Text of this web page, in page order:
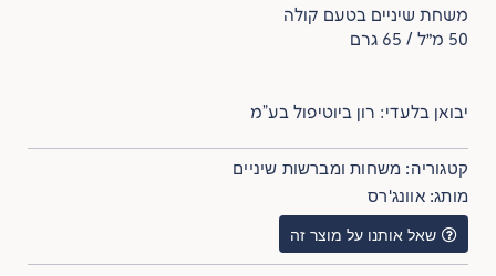
משחת שיניים בטעם קולה
50 מ״ל / 65 גרם
יבואן בלעדי: רון ביוטיפול בע"מ
קטגוריה: משחות ומברשות שיניים
מותג:אוונג'רס
שאל אותנו על מוצר זה